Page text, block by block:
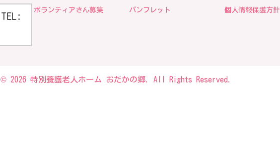
TEL:
ボランティアさん募集 パンフレット 個人情報保護方針
© 2026 特別養護老人ホーム おだかの郷. All Rights Reserved.